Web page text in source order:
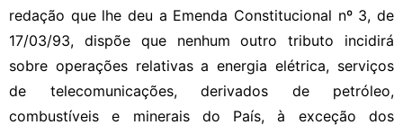
redação que lhe deu a Emenda Constitucional nº 3, de
17/03/93, dispõe que nenhum outro tributo incidirá
sobre operações relativas a energia elétrica, serviços
de telecomunicações, derivados de petróleo,
combustíveis e minerais do País, à exceção dos